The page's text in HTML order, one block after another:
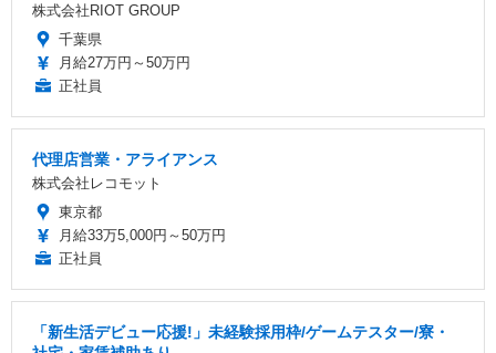
株式会社RIOT GROUP
千葉県
月給27万円～50万円
正社員
代理店営業・アライアンス
株式会社レコモット
東京都
月給33万5,000円～50万円
正社員
「新生活デビュー応援!」未経験採用枠/ゲームテスター/寮・